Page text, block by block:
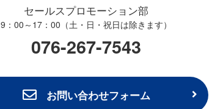
セールスプロモーション部
9：00～17：00（土・日・祝日は除きます）
076-267-7543
お問い合わせフォーム